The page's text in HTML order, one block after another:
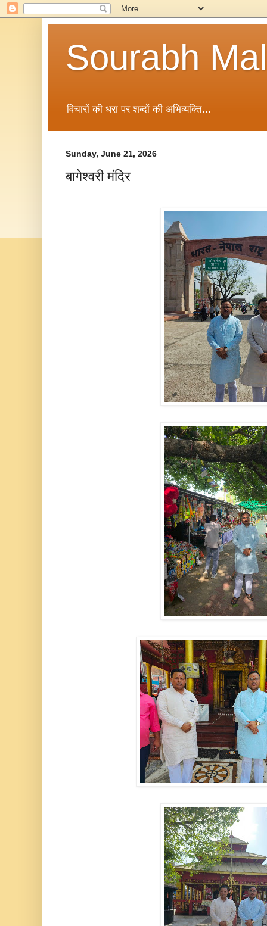
Sourabh
विचारों की धरा पर शब्दों की अभिव्यक्ति...
Sunday, June 21, 2026
बागेश्वरी मंदिर